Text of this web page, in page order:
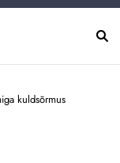
kuldsõrmus